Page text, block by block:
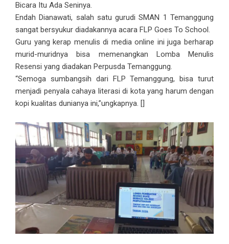
Bicara Itu Ada Seninya.
Endah Dianawati, salah satu gurudi SMAN 1 Temanggung
sangat bersyukur diadakannya acara FLP Goes To School.
Guru yang kerap menulis di media online ini juga berharap
murid-muridnya bisa memenangkan Lomba Menulis
Resensi yang diadakan Perpusda Temanggung.
“Semoga sumbangsih dari FLP Temanggung, bisa turut
menjadi penyala cahaya literasi di kota yang harum dengan
kopi kualitas dunianya ini,”ungkapnya. []